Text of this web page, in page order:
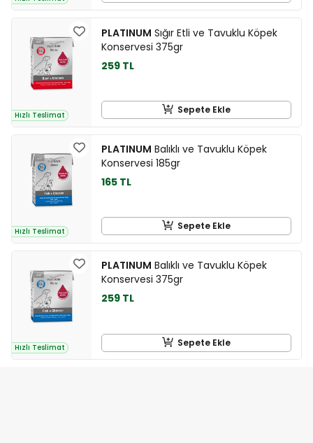
Hızlı Teslimat
PLATINUM Sığır Etli ve Tavuklu Köpek
Konservesi 375gr
259 TL
Sepete Ekle
Hızlı Teslimat
PLATINUM Balıklı ve Tavuklu Köpek
Konservesi 185gr
165 TL
Sepete Ekle
Hızlı Teslimat
PLATINUM Balıklı ve Tavuklu Köpek
Konservesi 375gr
259 TL
Sepete Ekle